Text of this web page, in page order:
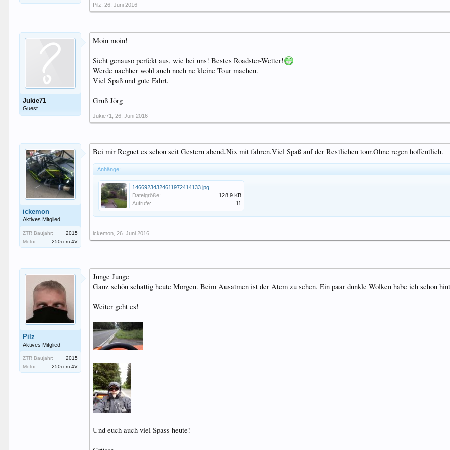
Pilz 26. Juni 2016
Jukie71
Guest
Moin moin!
Sieht genauso perfekt aus, wie bei uns! Bestes Roadster-Wetter!
Werde nachher wohl auch noch ne kleine Tour machen.
Viel Spaß und gute Fahrt.
Gruß Jörg
Jukie71 26. Juni 2016
ickemon
Aktives Mitglied
ZTR Baujahr:
2015
Motor:
250ccm 4V
Bei mir Regnet es schon seit Gestern abend.Nix mit fahren.Viel Spaß auf der Restlichen tour.Ohne regen hoffentlich.
Anhänge:
14669234324611972414133.jpg
Dateigröße:
128,9 KB
Aufrufe:
11
ickemon 26. Juni 2016
Pilz
Aktives Mitglied
ZTR Baujahr:
2015
Motor:
250ccm 4V
Junge Junge
Ganz schön schattig heute Morgen. Beim Ausatmen ist der Atem zu sehen. Ein paar dunkle Wolken habe ich schon
Weiter geht es!
Und euch auch viel Spass heute!